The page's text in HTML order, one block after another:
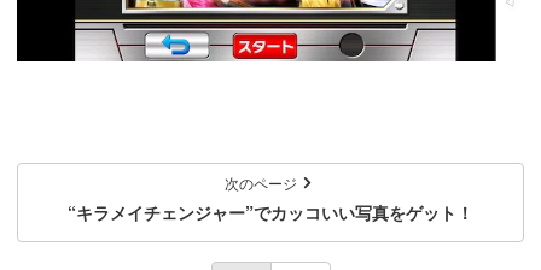
次のページ
“キラメイチェンジャー”でカッコいい写真をゲット！